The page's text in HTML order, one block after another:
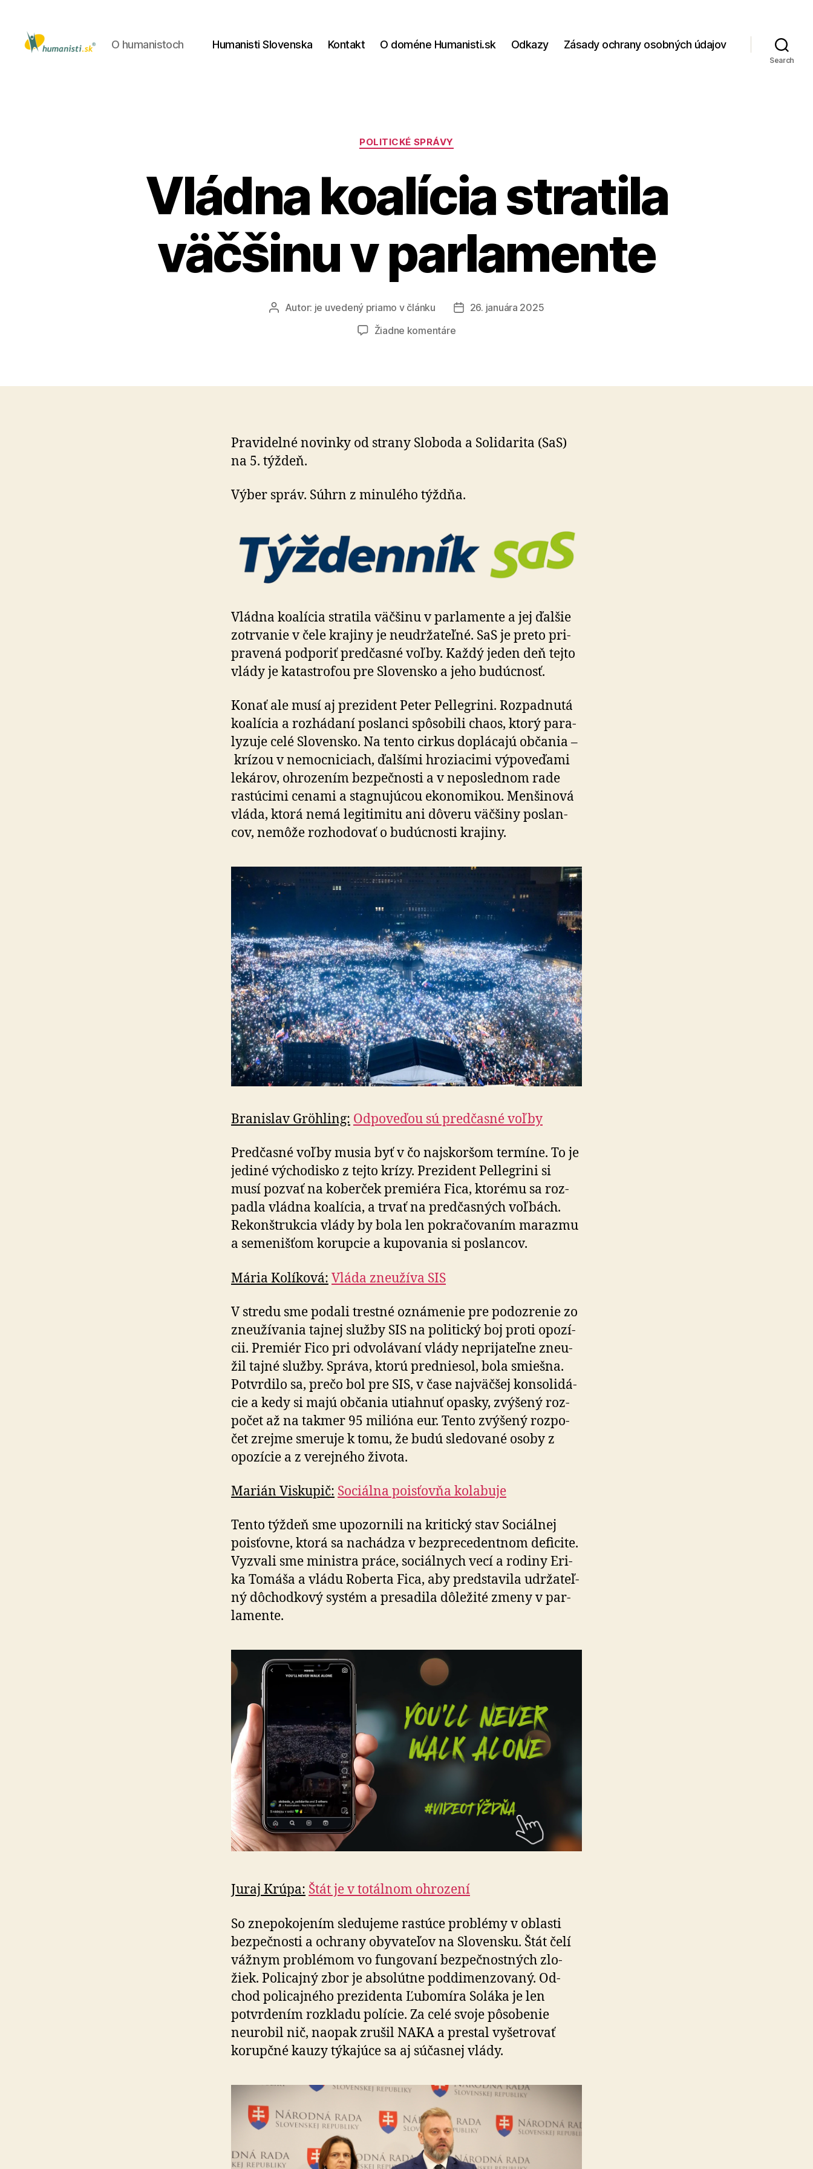
O humanistoch Humanisti Slovenska Kontakt O doméne Humanisti.sk Odkazy Zásady ochrany osobných údajov
Search
Kategórie
POLITICKÉ SPRÁVY
Vládna koalícia stratila
väčšinu v parlamente
AutorAutor: je uvedený priamo v článku
Dátum
26. januára 2025
Žiadne komentárena
väčšinu
Pravidelné novinky od strany Sloboda a Solidarita (SaS)
na 5. týždeň.
Výber správ. Súhrn z minulého týždňa.
Vládna koalícia stratila väčšinu v parlamente a jej ďalšie
zotrvanie v čele krajiny je neudržateľné. SaS je preto pri­
pra­ve­ná podporiť predčasné voľby. Každý jeden deň tejto
vlády je katastrofou pre Slovensko a jeho budúcnosť.
Konať ale musí aj prezident Peter Pellegrini. Rozpadnutá
koalícia a rozhádaní poslanci spôsobili chaos, ktorý pa­ra­
ly­zu­je celé Slovensko. Na tento cirkus doplácajú občania –
krízou v nemocniciach, ďalšími hroziacimi výpoveďami
lekárov, ohrozením bezpečnosti a v neposlednom rade
rastúcimi cenami a stagnujúcou ekonomikou. Menšinová
vláda, ktorá nemá legitimitu ani dôveru väčšiny pos­lan­
cov, nemôže rozhodovať o budúcnosti krajiny.
Branislav Gröhling: Odpoveďou sú predčasné voľby
Predčasné voľby musia byť v čo najskoršom termíne. To je
jediné východisko z tejto krízy. Prezident Pellegrini si
musí pozvať na koberček premiéra Fica, ktorému sa roz­
pad­la vládna koalícia, a trvať na predčasných voľbách.
Rekonštrukcia vlády by bola len pokračovaním marazmu
a semenišťom korupcie a kupovania si poslancov.
Mária Kolíková: Vláda zneužíva SIS
V stredu sme podali trestné oznámenie pre podozrenie zo
zneužívania tajnej služby SIS na politický boj proti opo­zí­
cii. Premiér Fico pri odvolávaní vlády neprijateľne zne­u­
žil tajné služby. Správa, ktorú predniesol, bola smiešna.
Potvrdilo sa, prečo bol pre SIS, v čase najväčšej kon­so­li­dá­
cie a kedy si majú občania utiahnuť opasky, zvýšený roz­
po­čet až na takmer 95 milióna eur. Tento zvýšený roz­po­
čet zrejme smeruje k tomu, že budú sledované osoby z
opo­zí­cie a z verejného života.
Marián Viskupič: Sociálna poisťovňa kolabuje
Tento týždeň sme upozornili na kritický stav Sociálnej
poisťovne, ktorá sa nachádza v bezprecedentnom deficite.
Vyzvali sme ministra práce, sociálnych vecí a rodiny Eri­
ka Tomáša a vládu Roberta Fica, aby predstavila udr­ža­teľ­
ný dôchodkový systém a presadila dôležité zmeny v par­
la­mente.
Juraj Krúpa: Štát je v totálnom ohrození
So znepokojením sledujeme rastúce problémy v oblasti
bezpečnosti a ochrany obyvateľov na Slovensku. Štát čelí
vážnym problémom vo fungovaní bezpečnostných zlo­
žiek. Policajný zbor je absolútne poddimenzovaný. Od­
chod policajného prezidenta Ľubomíra Soláka je len
potvrdením rozkladu polície. Za celé svoje pôsobenie
neurobil nič, naopak zrušil NAKA a prestal vyšetrovať
korupčné kauzy týkajúce sa aj súčasnej vlády.